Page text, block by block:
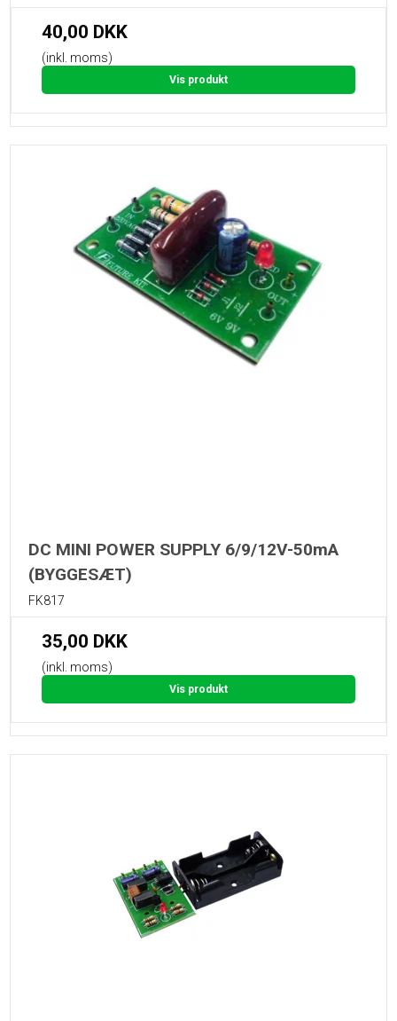
40,00 DKK
(inkl. moms)
Vis produkt
DC MINI POWER SUPPLY 6/9/12V-50mA
(BYGGESÆT)
FK817
35,00 DKK
(inkl. moms)
Vis produkt